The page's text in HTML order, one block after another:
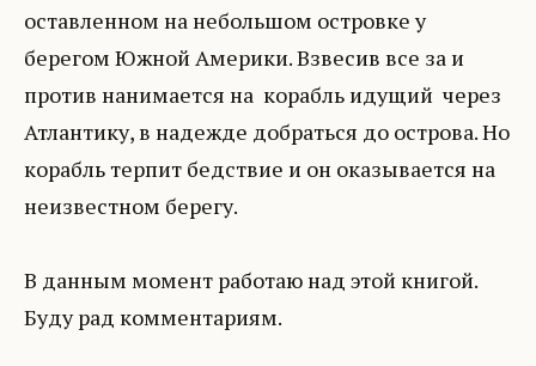
оставленном на небольшом островке у
берегом Южной Америки. Взвесив все за и
против нанимается на корабль идущий через
Атлантику, в надежде добраться до острова. Но
корабль терпит бедствие и он оказывается на
неизвестном берегу.
В данным момент работаю над этой книгой.
Буду рад комментариям.